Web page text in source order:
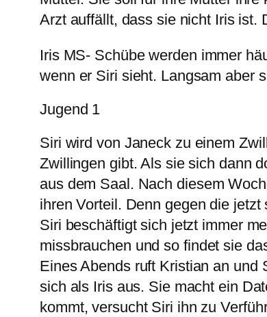
Arzt auffällt, dass sie nicht Iris ist.
Iris MS- Schübe werden immer
wenn er Siri sieht. Langsam aber
Jugend 1
Siri wird von Janeck zu einem
Zwillingen gibt. Als sie sich dann
aus dem Saal. Nach diesem
ihren Vorteil. Denn gegen die
Siri beschäftigt sich jetzt immer
missbrauchen und so findet sie
Eines Abends ruft Kristian an und
sich als Iris aus. Sie macht ein
kommt, versucht Siri ihn zu